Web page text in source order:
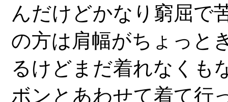
んだけどかなり窮屈で
の方は肩幅がちょっと
るけどまだ着れなくも
ボンとあわせて着て行